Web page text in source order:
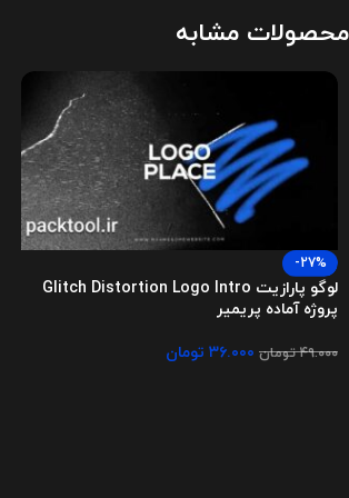
محصولات مشابه
-27%
لوگو پارازیت Glitch Distortion Logo Intro
پروژه آماده پریمیر
۴۹.۰۰۰تومان ۳۶.۰۰۰ تومان